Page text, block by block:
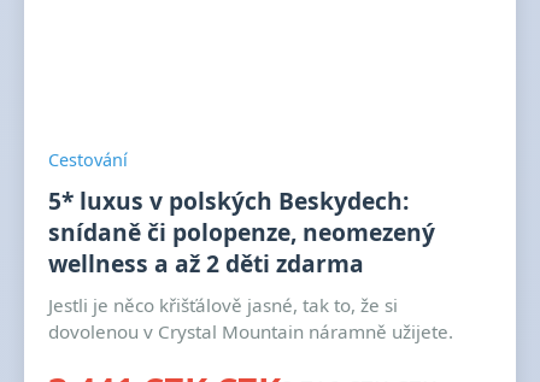
Cestování
5* luxus v polských Beskydech:
snídaně či polopenze, neomezený
wellness a až 2 děti zdarma
Jestli je něco křišťálově jasné, tak to, že si
dovolenou v Crystal Mountain náramně užijete.